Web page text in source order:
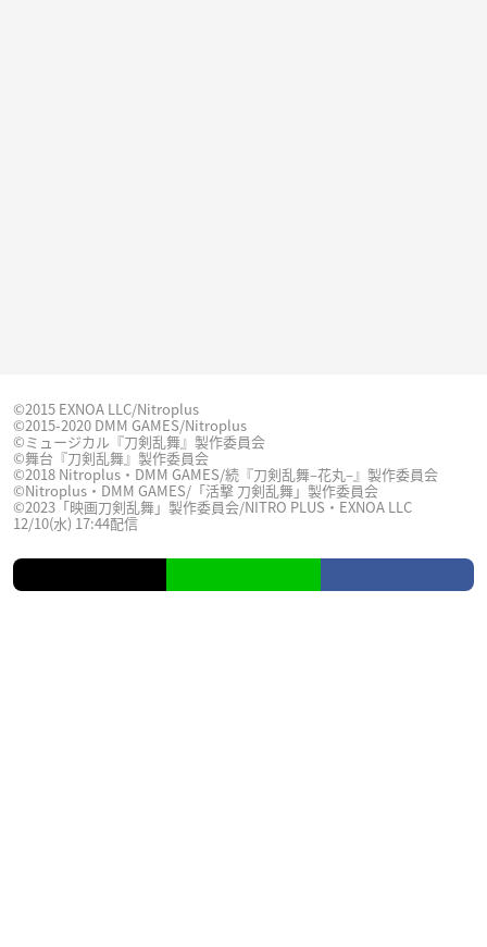
©2015 EXNOA LLC/Nitroplus
©2015-2020 DMM GAMES/Nitroplus
©ミュージカル『刀剣乱舞』製作委員会
©舞台『刀剣乱舞』製作委員会
©2018 Nitroplus・DMM GAMES/続『刀剣乱舞–花丸–』製作委員会
©Nitroplus・DMM GAMES/「活撃 刀剣乱舞」製作委員会
©2023「映画刀剣乱舞」製作委員会/NITRO PLUS・EXNOA LLC
12/10(水) 17:44配信